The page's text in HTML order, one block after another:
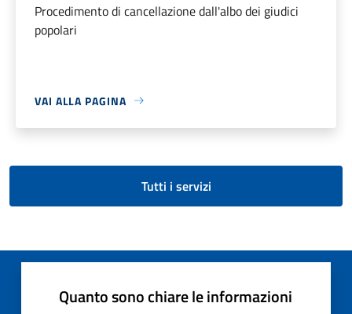
Procedimento di cancellazione dall'albo dei giudici
popolari
VAI ALLA PAGINA
Tutti i servizi
Quanto sono chiare le informazioni